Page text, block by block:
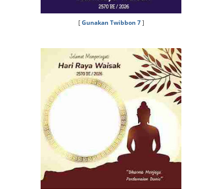
[Gunakan Twibbon 7]